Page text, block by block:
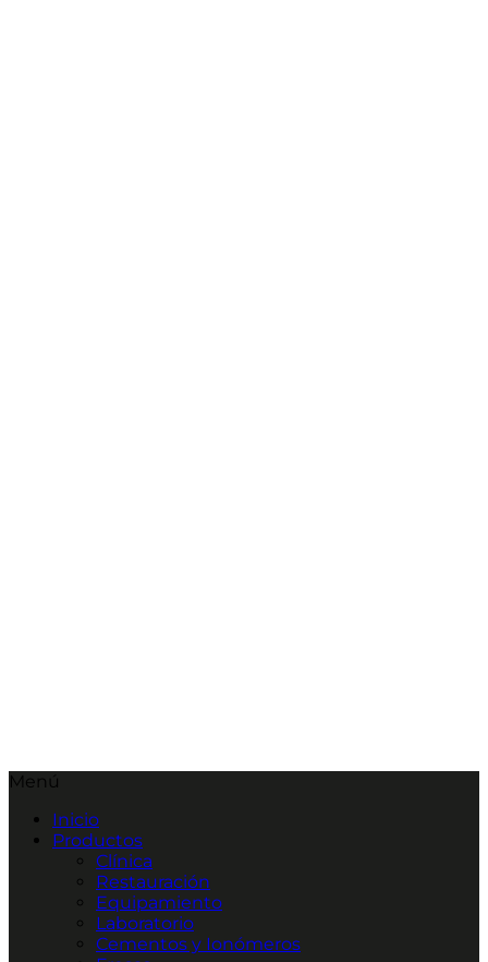
Menú
Inicio
Productos
Clínica
Restauración
Equipamiento
Laboratorio
Cementos y Ionómeros